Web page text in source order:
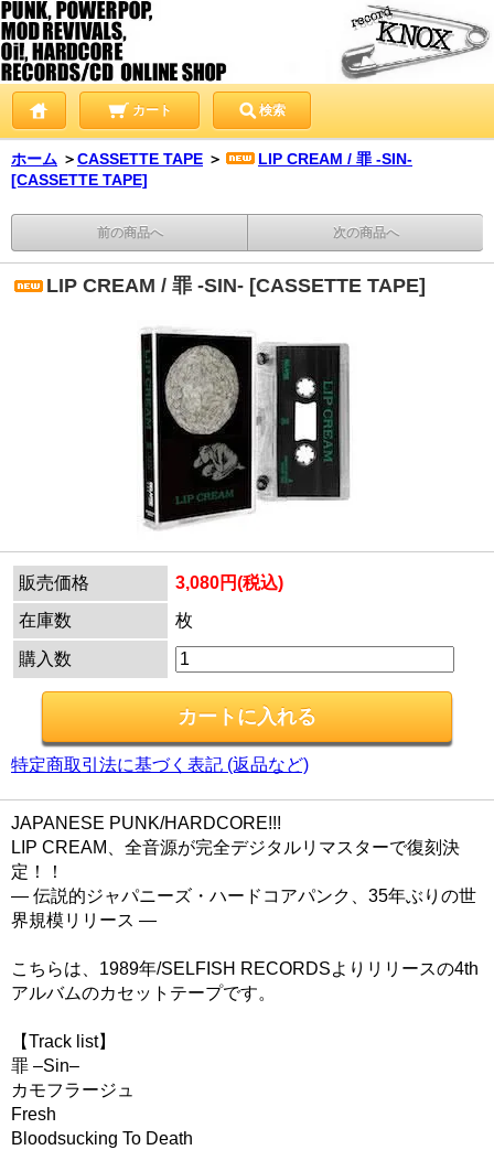
カート 検索
ホーム ＞CASSETTE TAPE ＞
LIP CREAM / 罪 -SIN-
[CASSETTE TAPE]
前の商品へ 次の商品へ
LIP CREAM / 罪 -SIN- [CASSETTE TAPE]
販売価格
3,080円(税込)
在庫数
枚
購入数
特定商取引法に基づく表記 (返品など)
JAPANESE PUNK/HARDCORE!!!
LIP CREAM、全音源が完全デジタルリマスターで復刻決
定！！
― 伝説的ジャパニーズ・ハードコアパンク、35年ぶりの世
界規模リリース ―
こちらは、1989年/SELFISH RECORDSよりリリースの4th
アルバムのカセットテープです。
【Track list】
罪 –Sin–
カモフラージュ
Fresh
Bloodsucking To Death